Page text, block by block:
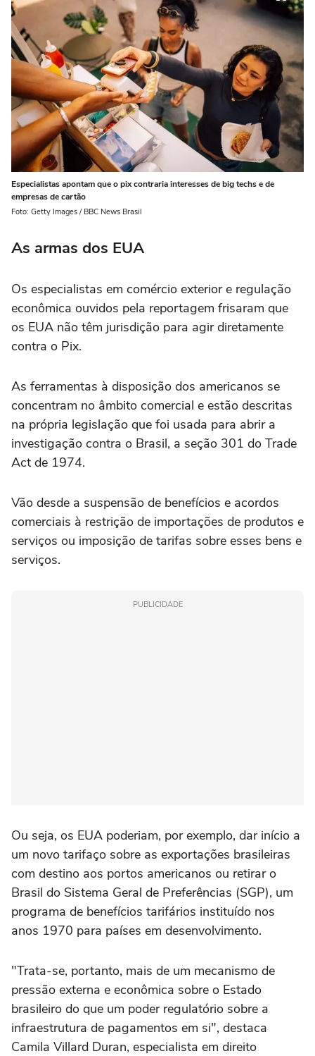
Especialistas apontam que o pix contraria interesses de big techs e de
empresas de cartão
Foto: Getty Images / BBC News Brasil
As armas dos EUA
Os especialistas em comércio exterior e regulação
econômica ouvidos pela reportagem frisaram que
os EUA não têm jurisdição para agir diretamente
contra o Pix.
As ferramentas à disposição dos americanos se
concentram no âmbito comercial e estão descritas
na própria legislação que foi usada para abrir a
investigação contra o Brasil, a seção 301 do Trade
Act de 1974.
Vão desde a suspensão de benefícios e acordos
comerciais à restrição de importações de produtos e
serviços ou imposição de tarifas sobre esses bens e
serviços.
PUBLICIDADE
Ou seja, os EUA poderiam, por exemplo, dar início a
um novo tarifaço sobre as exportações brasileiras
com destino aos portos americanos ou retirar o
Brasil do Sistema Geral de Preferências (SGP), um
programa de benefícios tarifários instituído nos
anos 1970 para países em desenvolvimento.
"Trata-se, portanto, mais de um mecanismo de
pressão externa e econômica sobre o Estado
brasileiro do que um poder regulatório sobre a
infraestrutura de pagamentos em si", destaca
Camila Villard Duran, especialista em direito